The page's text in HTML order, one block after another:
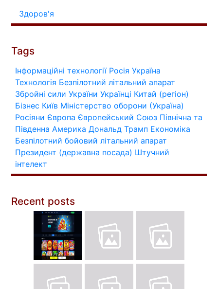
Здоров'я
Tags
Інформаційні технології Росія Україна
Технологія Безпілотний літальний апарат
Збройні сили України Українці Китай (регіон)
Бізнес Київ Міністерство оборони (Україна)
Росіяни Європа Європейський Союз Північна та
Південна Америка Дональд Трамп Економіка
Безпілотний бойовий літальний апарат
Президент (державна посада) Штучний
інтелект
Recent posts